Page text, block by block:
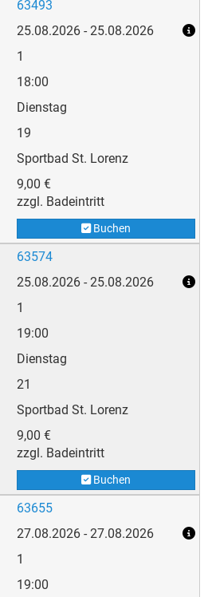
63493
25.08.2026 - 25.08.2026
1
18:00
Dienstag
19
Sportbad St. Lorenz
9,00 €
zzgl. Badeintritt
Buchen
63574
25.08.2026 - 25.08.2026
1
19:00
Dienstag
21
Sportbad St. Lorenz
9,00 €
zzgl. Badeintritt
Buchen
63655
27.08.2026 - 27.08.2026
1
19:00